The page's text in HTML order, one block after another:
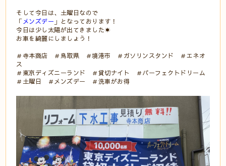
そして今日は、土曜日なので
「 メンズデー 」となっております！
今日は少し太陽が出てきました☀
お車を綺麗にしましょう！
＃寺本商店 ＃鳥取県 ＃境港市 ＃ガソリンスタンド ＃エネオ
ス
＃東京ディズニーランド ＃貸切ナイト ＃パーフェクトドリーム
＃土曜日 ＃メンズデー ＃洗車がお得